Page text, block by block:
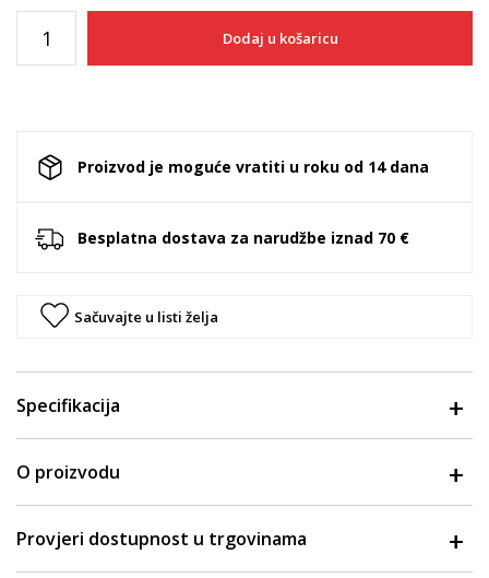
Dodaj u košaricu
Proizvod je moguće vratiti u roku od 14 dana
Besplatna dostava za narudžbe iznad 70 €
Sačuvajte u listi želja
Specifikacija
O proizvodu
Provjeri dostupnost u trgovinama